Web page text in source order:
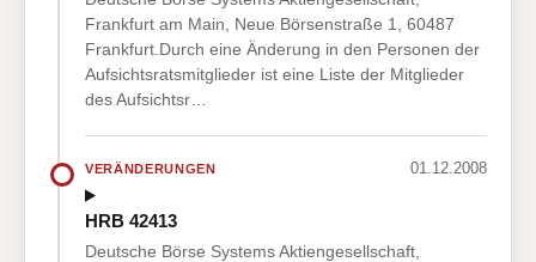
Frankfurt am Main, Neue Börsenstraße 1, 60487
Frankfurt.Durch eine Änderung in den Personen der
Aufsichtsratsmitglieder ist eine Liste der Mitglieder
des Aufsichtsr…
VERÄNDERUNGEN 01.12.2008
HRB 42413
Deutsche Börse Systems Aktiengesellschaft,